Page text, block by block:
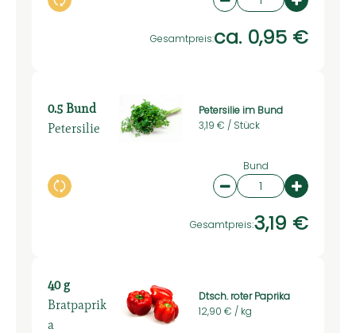
Auswahl ändern Artikelanzahl
Gesamtpreis:ca. 0,95 €
0.5 Bund
Petersilie
Auswahl ändern
Petersilie im Bund
3,19 € / Stück
Bund
Artikelanzahl
Gesamtpreis:3,19 €
40 g
Bratpaprik
a
Dtsch. roter Paprika
12,90 € / kg